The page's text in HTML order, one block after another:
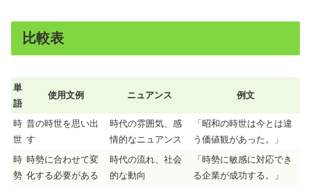
比較表
単
語
使用文例 ニュアンス 例文
時
世
昔の時世を思い出
す
時代の雰囲気、感
情的なニュアンス
「昭和の時世は今とは違
う価値観があった。」
時
勢
時勢に合わせて変
化する必要がある
時代の流れ、社会
的な動向
「時勢に敏感に対応でき
る企業が成功する。」